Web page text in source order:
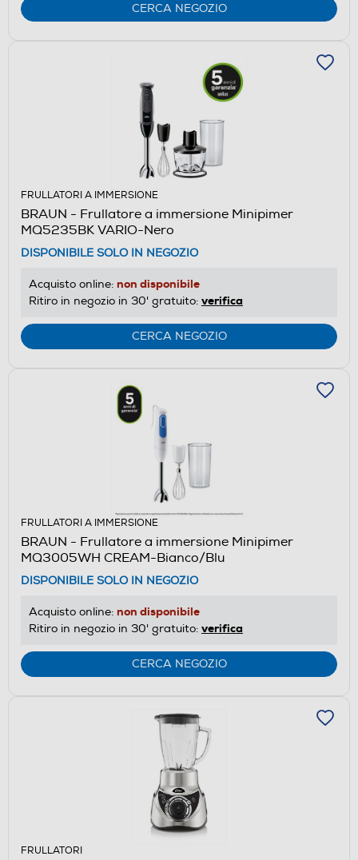
CERCA NEGOZIO
FRULLATORI A IMMERSIONE
BRAUN - Frullatore a immersione Minipimer
MQ5235BK VARIO-Nero
DISPONIBILE SOLO IN NEGOZIO
Acquisto online: non disponibile
Ritiro in negozio in 30' gratuito: verifica
CERCA NEGOZIO
FRULLATORI A IMMERSIONE
BRAUN - Frullatore a immersione Minipimer
MQ3005WH CREAM-Bianco/Blu
DISPONIBILE SOLO IN NEGOZIO
Acquisto online: non disponibile
Ritiro in negozio in 30' gratuito: verifica
CERCA NEGOZIO
FRULLATORI